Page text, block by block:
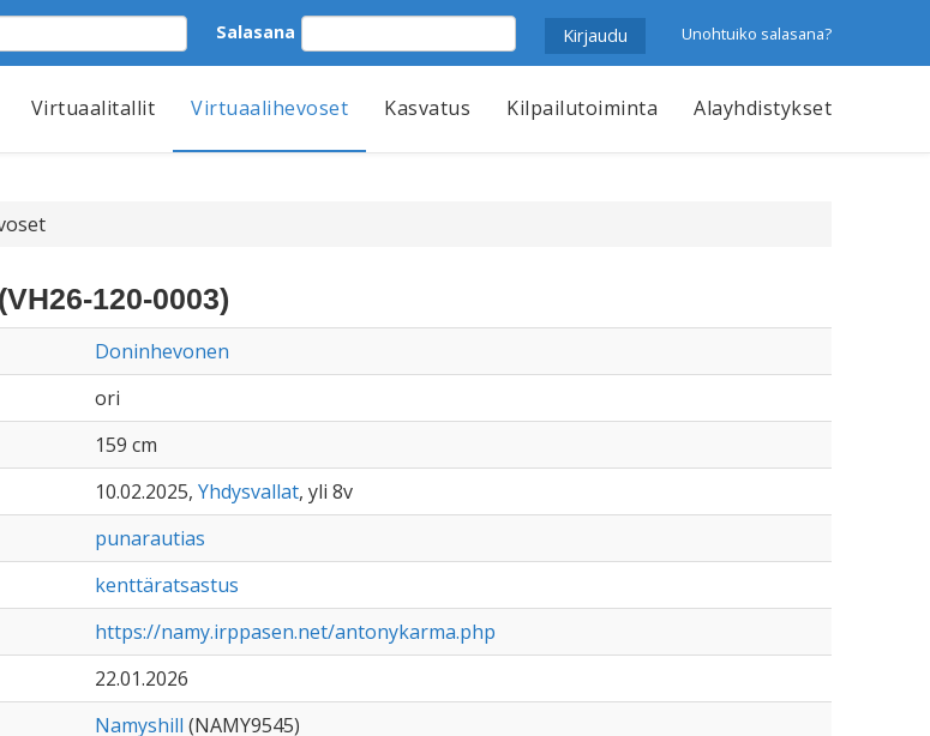
Salasana Unohtuiko salasana?
Virtuaalitallit Virtuaalihevoset Kasvatus Kilpailutoiminta Alayhdistykset
120-0003)
Doninhevonen
ori
159 cm
10.02.2025, Yhdysvallat, yli 8v
punarautias
kenttäratsastus
https://namy.irppasen.net/antonykarma.php
22.01.2026
Namyshill (NAMY9545)